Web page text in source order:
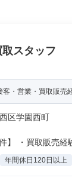
スタッフ
・営業・買取販売
区学園西町
】 ・買取販売経
年間休日120日以上